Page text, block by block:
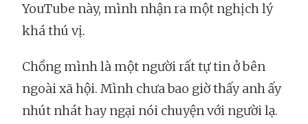
YouTube này, mình nhận ra một nghịch lý
khá thú vị.
Chồng mình là một người rất tự tin ở bên
ngoài xã hội. Mình chưa bao giờ thấy anh ấy
nhút nhát hay ngại nói chuyện với người lạ.